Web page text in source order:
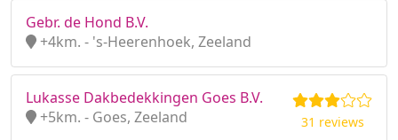
Gebr. de Hond B.V.
+4km. - 's-Heerenhoek, Zeeland
Lukasse Dakbedekkingen Goes B.V.
+5km. - Goes, Zeeland
31 reviews